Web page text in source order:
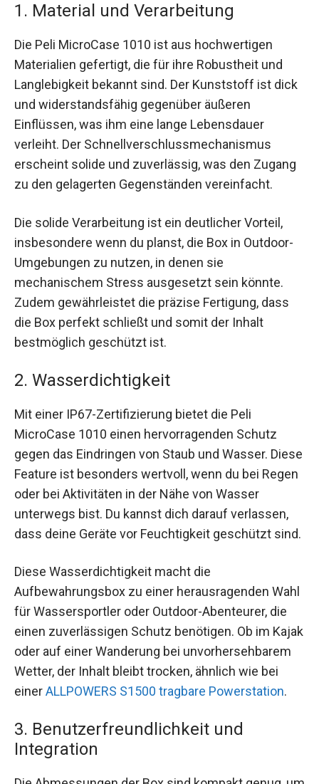
1. Material und Verarbeitung
Die Peli MicroCase 1010 ist aus hochwertigen
Materialien gefertigt, die für ihre Robustheit und
Langlebigkeit bekannt sind. Der Kunststoff ist dick
und widerstandsfähig gegenüber äußeren
Einflüssen, was ihm eine lange Lebensdauer
verleiht. Der Schnellverschlussmechanismus
erscheint solide und zuverlässig, was den Zugang
zu den gelagerten Gegenständen vereinfacht.
Die solide Verarbeitung ist ein deutlicher Vorteil,
insbesondere wenn du planst, die Box in Outdoor-
Umgebungen zu nutzen, in denen sie
mechanischem Stress ausgesetzt sein könnte.
Zudem gewährleistet die präzise Fertigung, dass
die Box perfekt schließt und somit der Inhalt
bestmöglich geschützt ist.
2. Wasserdichtigkeit
Mit einer IP67-Zertifizierung bietet die Peli
MicroCase 1010 einen hervorragenden Schutz
gegen das Eindringen von Staub und Wasser. Diese
Feature ist besonders wertvoll, wenn du bei Regen
oder bei Aktivitäten in der Nähe von Wasser
unterwegs bist. Du kannst dich darauf verlassen,
dass deine Geräte vor Feuchtigkeit geschützt sind.
Diese Wasserdichtigkeit macht die
Aufbewahrungsbox zu einer herausragenden Wahl
für Wassersportler oder Outdoor-Abenteurer, die
einen zuverlässigen Schutz benötigen. Ob im Kajak
oder auf einer Wanderung bei unvorhersehbarem
Wetter, der Inhalt bleibt trocken, ähnlich wie bei
einerALLPOWERS S1500 tragbare Powerstation.
3. Benutzerfreundlichkeit und
Integration